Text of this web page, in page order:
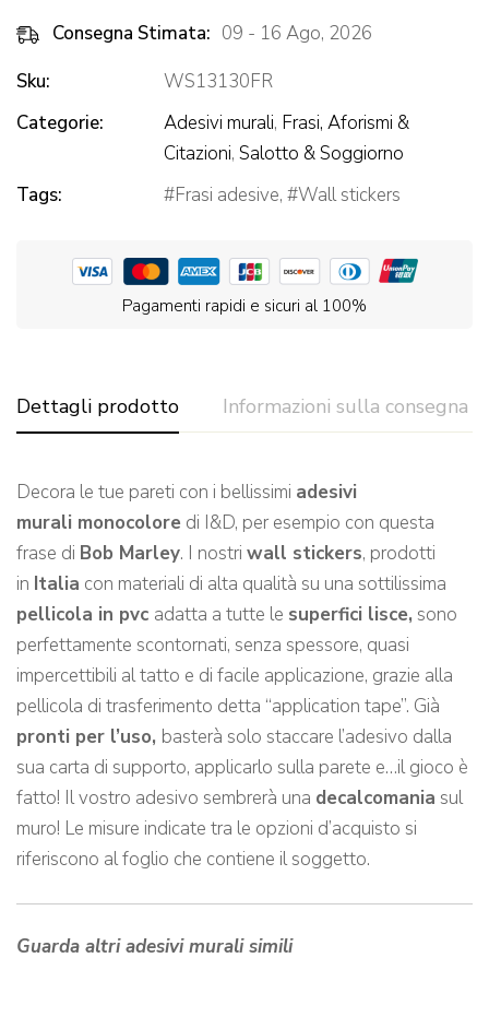
Consegna Stimata: 09 - 16 Ago, 2026
Sku:
WS13130FR
Categorie:
Adesivi murali, Frasi, Aforismi &
Citazioni, Salotto & Soggiorno
Tags:
Frasi adesive, Wall stickers
Pagamenti rapidi e sicuri al 100%
Dettagli prodotto Informazioni sulla consegna
Decora le tue pareti con i bellissimi adesivi
murali monocolore di I&D, per esempio con questa
frase di Bob Marley. I nostri wall stickers, prodotti
in Italia con materiali di alta qualità su una sottilissima
pellicola in pvc adatta a tutte le superfici lisce, sono
perfettamente scontornati, senza spessore, quasi
impercettibili al tatto e di facile applicazione, grazie alla
pellicola di trasferimento detta “application tape”. Già
pronti per l’uso, basterà solo staccare l’adesivo dalla
sua carta di supporto, applicarlo sulla parete e…il gioco è
fatto! Il vostro adesivo sembrerà una decalcomania sul
muro! Le misure indicate tra le opzioni d’acquisto si
riferiscono al foglio che contiene il soggetto.
Guarda altri adesivi murali simili